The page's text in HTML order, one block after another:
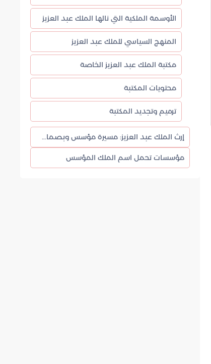
الأوسمة الملكية التي نالها الملك عبد العزيز
المنهج السياسي للملك عبد العزيز
مكتبة الملك عبد العزيز الخاصة
محتويات المكتبة
ترميم وتجديد المكتبة
إرث الملك عبد العزيز: مسيرة مؤسس وبصمات خالدة
مؤسسات تحمل اسم الملك المؤسس